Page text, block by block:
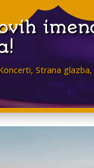
, Strana glazba,